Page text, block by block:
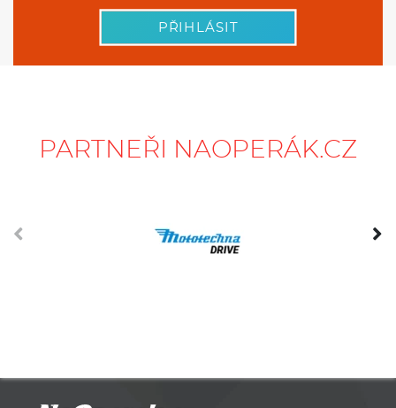
PŘIHLÁSIT
PARTNEŘI NAOPERÁK.CZ